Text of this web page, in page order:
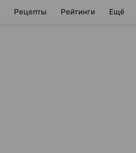
Рецепты Рейтинги Ещё